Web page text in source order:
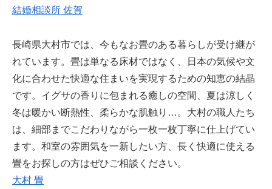
結婚相談所 佐賀
長崎県大村市では、今もなお畳のある暮らしが受け継が
れています。畳は単なる床材ではなく、日本の気候や文
化に合わせた快適な住まいを実現するための知恵の結晶
です。イグサの香りに包まれる癒しの空間、夏は涼しく
冬は暖かい断熱性、柔らかな肌触り…。大村の職人たち
は、細部までこだわりながら一枚一枚丁寧に仕上げてい
ます。和室の雰囲気を一新したい方、長く快適に使える
畳をお探しの方はぜひご相談ください。
大村 畳